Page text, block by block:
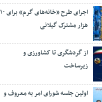
اجرای طرح «خانه‌های گرم» برای ۱۰
هزار مشترک گیلانی
از گردشگری تا کشاورزی و
زیرساخت
اولین جلسه شورای امر به معروف و